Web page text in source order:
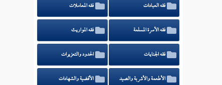
فقه العبادات فقه المعاملات
فقه الأسرة المسلمة فقه المواريث
فقه الجنايات الحدود والتعزيرات
الأطعمة والأشربة والصيد الأقضية والشهادات